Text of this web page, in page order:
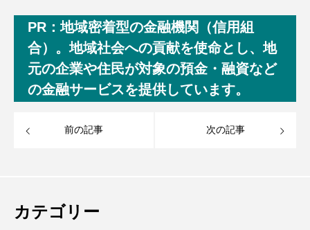
PR：地域密着型の金融機関（信用組
合）。地域社会への貢献を使命とし、地
元の企業や住民が対象の預金・融資など
の金融サービスを提供しています。
前の記事 次の記事
カテゴリー